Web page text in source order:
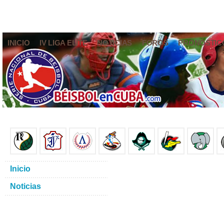
INICIO IV LIGA ELITE NOTICIAS FOROS
Inicio
Noticias